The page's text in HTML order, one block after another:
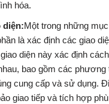
hóa.
diện:Một trong những
là xác định các giao
diện này xác định
bao gồm các phương
cung cấp và sử dụng.
giao tiếp và tích hợp